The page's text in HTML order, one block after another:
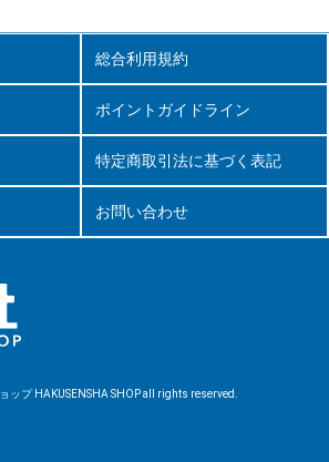
総合利用規約
ポイントガイドライン
特定商取引法に基づく表記
お問い合わせ
ップ HAKUSENSHA SHOP all rights reserved.